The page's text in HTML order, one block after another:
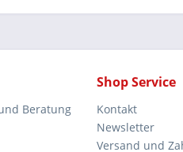
Beratung
Shop Service
Kontakt
Newsletter
Versand und